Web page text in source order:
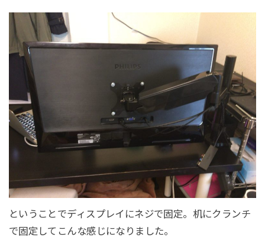
ということでディスプレイにネジで固定。机にクランチ
で固定してこんな感じになりました。